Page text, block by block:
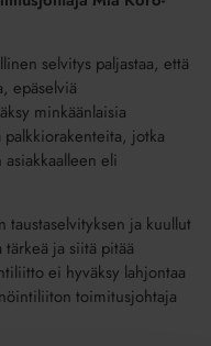
selvitys paljastaa, että
epäselviä
minkäänlaisia
jotka
eli
ja kuullut
ja siitä pitää
ei hyväksy lahjontaa
toimitusjohtaja